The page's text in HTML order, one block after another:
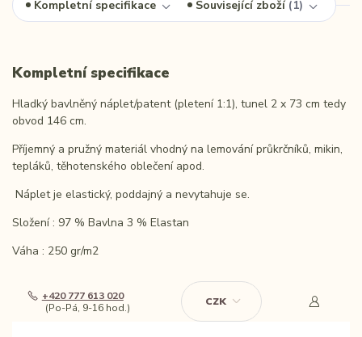
Kompletní specifikace Související zboží 1
Kompletní specifikace
Hladký bavlněný náplet/patent (pletení 1:1), tunel 2 x 73 cm tedy
obvod 146 cm.
Příjemný a pružný materiál vhodný na lemování průkrčníků, mikin,
tepláků, těhotenského oblečení apod.
Náplet je elastický, poddajný a nevytahuje se.
Složení : 97 % Bavlna 3 % Elastan
Váha : 250 gr/m2
CZK
+420 777 613 020
(Po-Pá, 9-16 hod.)